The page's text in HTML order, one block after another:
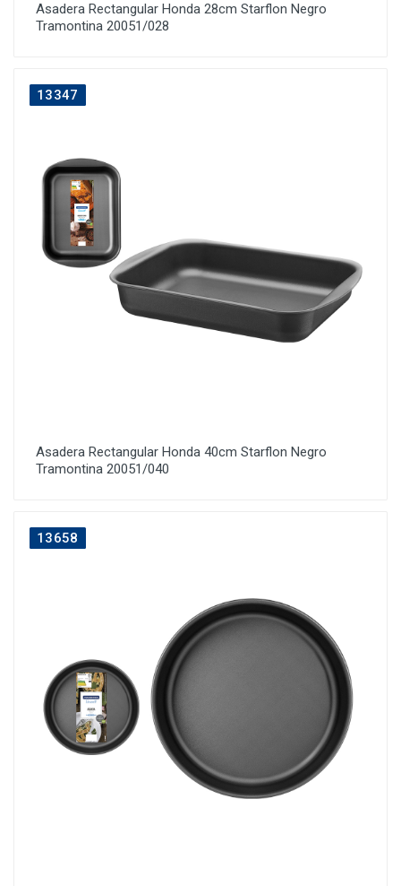
Asadera Rectangular Honda 28cm Starflon Negro
Tramontina 20051/028
13347
Asadera Rectangular Honda 40cm Starflon Negro
Tramontina 20051/040
13658